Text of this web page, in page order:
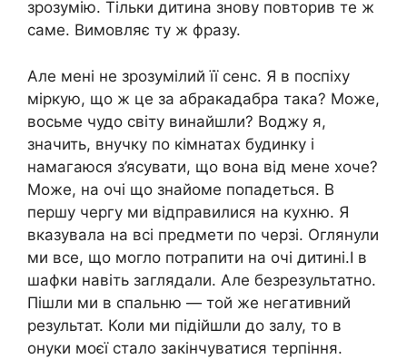
зрозумію. Тільки дитина знову повторив те ж
саме. Вимовляє ту ж фразу.
Але мені не зрозумілий її сенс. Я в поспіху
міркую, що ж це за абракадабра така? Може,
восьме чудо світу винайшли? Воджу я,
значить, внучку по кімнатах будинку і
намагаюся з’ясувати, що вона від мене хоче?
Може, на очі що знайоме попадеться. В
першу чергу ми відправилися на кухню. Я
вказувала на всі предмети по черзі. Оглянули
ми все, що могло потрапити на очі дитині.І в
шафки навіть заглядали. Але безрезультатно.
Пішли ми в спальню — той же негативний
результат. Коли ми підійшли до залу, то в
онуки моєї стало закінчуватися терпіння.